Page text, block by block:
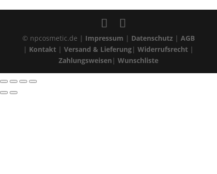
© npcosmetic.de | Impressum | Datenschutz| AGB
| Kontakt| Versand & Lieferung| Widerrufsrecht|
Zahlungsweisen | Wunschliste